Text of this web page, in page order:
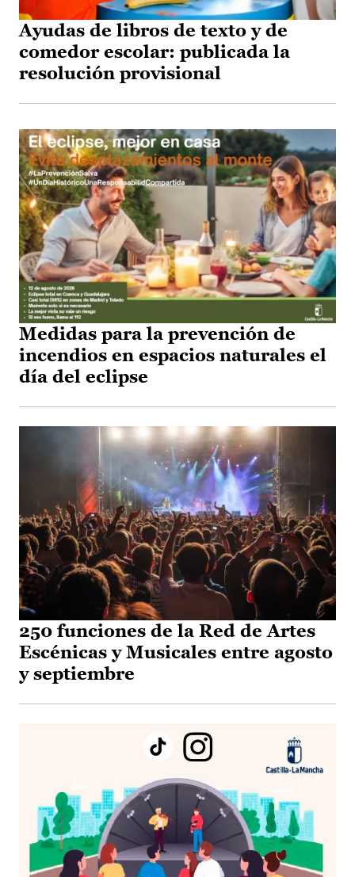
Ayudas de libros de texto y de
comedor escolar: publicada la
resolución provisional
Medidas para la prevención de
incendios en espacios naturales el
día del eclipse
250 funciones de la Red de Artes
Escénicas y Musicales entre agosto
y septiembre